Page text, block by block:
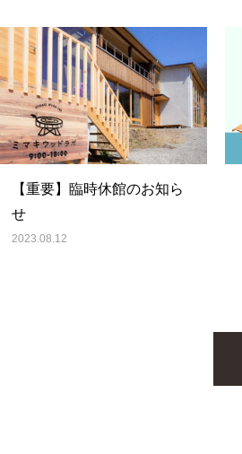
【重要】臨時休館のお知ら
せ
2023.08.12